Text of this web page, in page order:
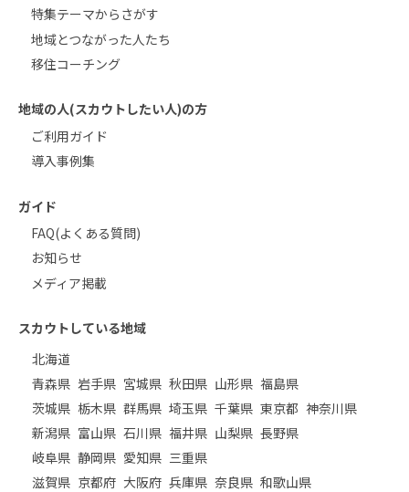
特集テーマからさがす
地域とつながった人たち
移住コーチング
地域の人(スカウトしたい人)の方
ご利用ガイド
導入事例集
ガイド
FAQ(よくある質問)
お知らせ
メディア掲載
スカウトしている地域
北海道
青森県 岩手県 宮城県 秋田県 山形県 福島県
茨城県 栃木県 群馬県 埼玉県 千葉県 東京都 神奈川県
新潟県 富山県 石川県 福井県 山梨県 長野県
岐阜県 静岡県 愛知県 三重県
滋賀県 京都府 大阪府 兵庫県 奈良県 和歌山県